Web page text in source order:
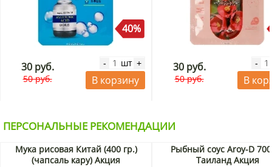
40%
30 руб.
50 руб.
- шт +
В корзину
30 руб.
50 руб.
-
В
ПЕРСОНАЛЬНЫЕ РЕКОМЕНДАЦИИ
Мука рисовая Китай (400 гр.)
(чапсаль кару) Акция
Рыбный соус Aroy-D
Таиланд Акция